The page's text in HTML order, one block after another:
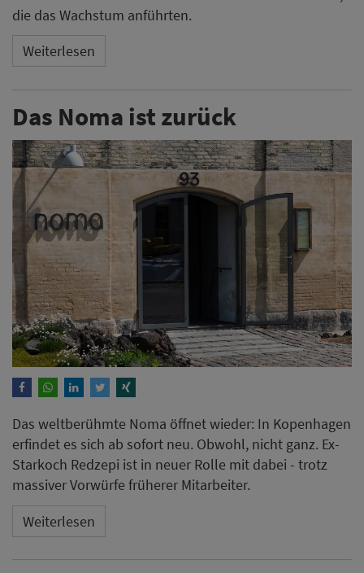
die das Wachstum anführten.
Weiterlesen
Das Noma ist zurück
Das weltberühmte Noma öffnet wieder: In Kopenhagen
erfindet es sich ab sofort neu. Obwohl, nicht ganz. Ex-
Starkoch Redzepi ist in neuer Rolle mit dabei - trotz
massiver Vorwürfe früherer Mitarbeiter.
Weiterlesen